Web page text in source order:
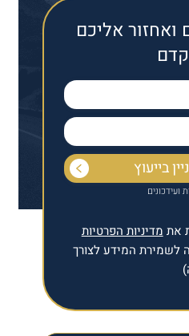
ואחזור אליכם
ועידכונים
את מדיניות הפרטיות
המידע לצורך